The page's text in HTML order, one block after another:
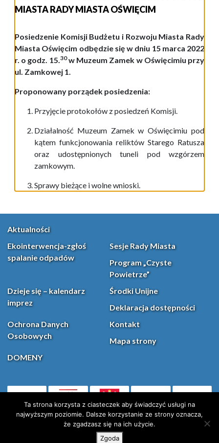
MIASTA RADY MIASTA OŚWIĘCIM
Posiedzenie Komisji Budżetu i Rozwoju Miasta Rady
Miasta Oświęcim odbędzie się w dniu 15 marca 2022
r. o godz. 15.30w Muzeum Zamek w Oświęcimiu przy
ul. Zamkowej 1.
Proponowany porządek posiedzenia:
Przyjęcie protokołów z posiedzeń Komisji.
Działalność Muzeum Zamek w Oświęcimiu pod
kątem funkcjonowania reliktów Starego Ratusza
oraz udostępnionych tuneli pod wzgórzem
zamkowym.
Sprawy bieżące i wolne wnioski.
Aktualności
Ekointerwencja-zgłoś
spalanie odpadów
Sesje Rady Miasta
Program „Czyste
Powietrze”
Dzieje się – kalendarz
imprez
Środki Unijne
Deklaracja dostępności
Ochrona Danych
Osobowych
Kontakt
Mapa strony
DOMENY
(otwiera się w nowej karcie)Facebook
X (Twitter)
Ta strona korzysta z ciasteczek aby świadczyć usługi na
najwyższym poziomie. Dalsze korzystanie ze strony oznacza,
że zgadzasz się na ich użycie.
Zgoda